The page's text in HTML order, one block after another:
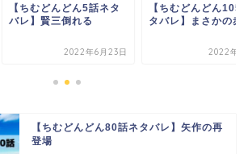
【ちむどんどん5話ネタ
バレ】賢三倒れる
2022年6月23日
【ちむどんどん105
タバレ】まさかの赤
2022年9
【ちむどんどん80話ネタバレ】矢作の再
登場